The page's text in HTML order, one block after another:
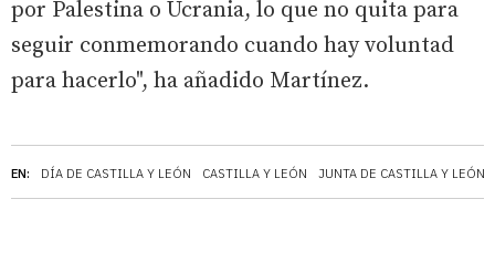
EN: DÍA DE CASTILLA Y LEÓN CASTILLA Y LEÓN JUNTA DE CASTILLA Y LEÓN
por Palestina o Ucrania, lo que no quita para
seguir conmemorando cuando hay voluntad
para hacerlo", ha añadido Martínez.